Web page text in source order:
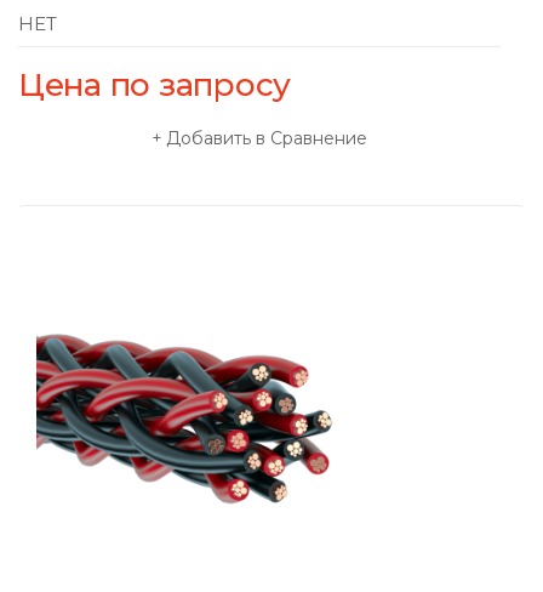
НЕТ
Цена по запросу
Добавить в Сравнение